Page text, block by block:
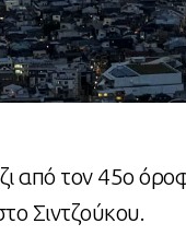
από τον 45ο
Σιντζούκου.